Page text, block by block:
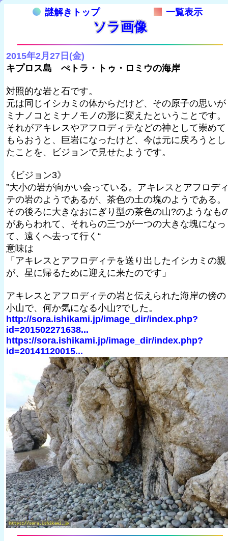
謎解きトップ 一覧表示
ソラ画像
2015年2月27日(金)
キプロス島 ぺトラ・トゥ・ロミウの海岸
対照的な岩と石です。
元は同じイシカミの体からだけど、その原子の思いが
ミナノコとミナノモノの形に変えたということです。
それがアキレスやアフロディテなどの神として崇めて
もらおうと、巨岩になったけど、今は元に戻ろうとし
たことを、ビジョンで見せたようです。
《ビジョン3》
”大小の岩が向かい会っている。アキレスとアフロデ
テの岩のようであるが、茶色の土の塊のようである。
その後ろに大きなおにぎり型の茶色の山?のようなも
があらわれて、それらの三つが一つの大きな塊になっ
て、遠くへ去って行く“
意味は
「アキレスとアフロディテを送り出したイシカミの親
が、星に帰るために迎えに来たのです」
アキレスとアフロディテの岩と伝えられた海岸の傍の
小山で、何か気になる小山?でした。
http://sora.ishikami.jp/image_dir/index.php?
id=201502271638...
https://sora.ishikami.jp/image_dir/index.php?
id=20141120015...